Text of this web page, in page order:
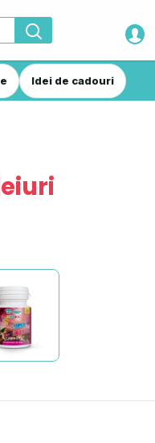
Idei de cadouri